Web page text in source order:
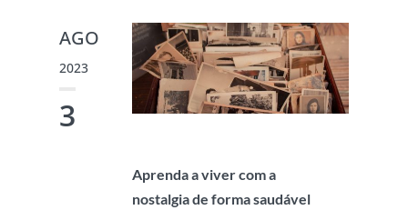
AGO
2023
3
Aprenda a viver com a
nostalgia de forma saudável